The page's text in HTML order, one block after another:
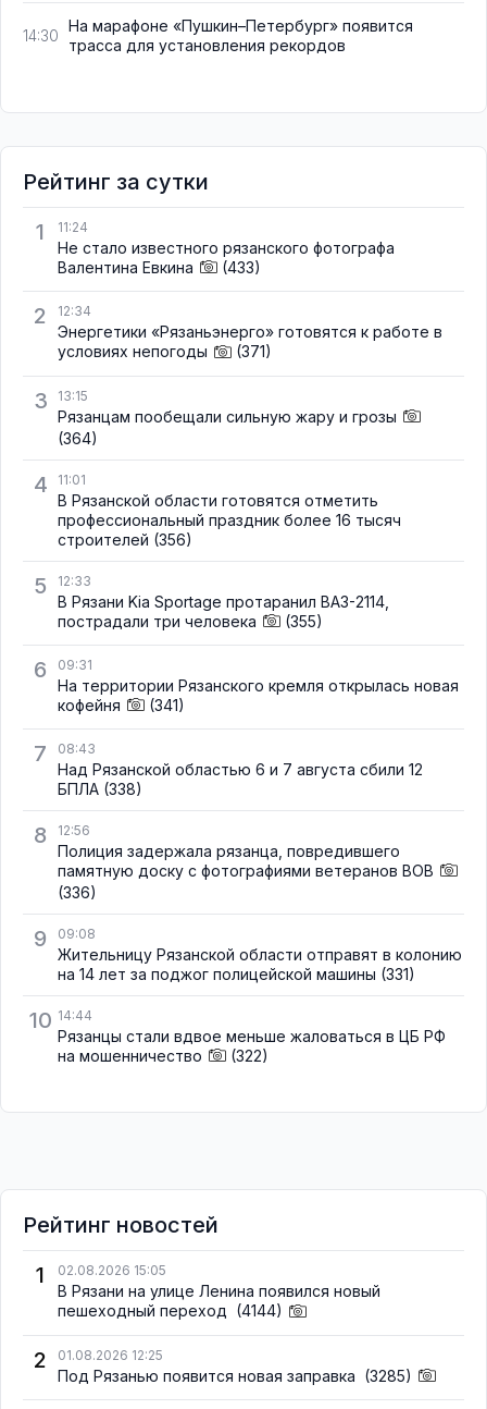
14:30
На марафоне «Пушкин–Петербург» появится
трасса для установления рекордов
Рейтинг за сутки
1
11:24
Не стало известного рязанского фотографа
Валентина Евкина
(433)
2 12:34
Энергетики «Рязаньэнерго» готовятся к работе в
условиях непогоды
(371)
3 13:15
Рязанцам пообещали сильную жару и грозы
(364)
4 11:01
В Рязанской области готовятся отметить
профессиональный праздник более 16 тысяч
строителей (356)
5 12:33
В Рязани Kia Sportage протаранил ВАЗ-2114,
пострадали три человека
(355)
6 09:31
На территории Рязанского кремля открылась новая
кофейня
(341)
7 08:43
Над Рязанской областью 6 и 7 августа сбили 12
БПЛА (338)
8 12:56
Полиция задержала рязанца, повредившего
памятную доску с фотографиями ветеранов ВОВ
(336)
9 09:08
Жительницу Рязанской области отправят в колонию
на 14 лет за поджог полицейской машины (331)
10 14:44
Рязанцы стали вдвое меньше жаловаться в ЦБ РФ
на мошенничество
(322)
Рейтинг новостей
1
02.08.2026 15:05
В Рязани на улице Ленина появился новый
пешеходный переход (4144)
2 01.08.2026 12:25
Под Рязанью появится новая заправка (3285)